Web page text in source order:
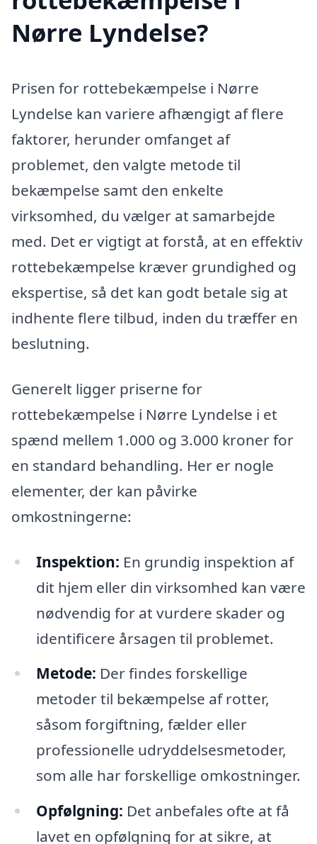
Nørre Lyndelse?
Prisen for rottebekæmpelse i Nørre
Lyndelse kan variere afhængigt af flere
faktorer, herunder omfanget af
problemet, den valgte metode til
bekæmpelse samt den enkelte
virksomhed, du vælger at samarbejde
med. Det er vigtigt at forstå, at en effektiv
rottebekæmpelse kræver grundighed og
ekspertise, så det kan godt betale sig at
indhente flere tilbud, inden du træffer en
beslutning.
Generelt ligger priserne for
rottebekæmpelse i Nørre Lyndelse i et
spænd mellem 1.000 og 3.000 kroner for
en standard behandling. Her er nogle
elementer, der kan påvirke
omkostningerne:
Inspektion: En grundig inspektion af
dit hjem eller din virksomhed kan være
nødvendig for at vurdere skader og
identificere årsagen til problemet.
Metode: Der findes forskellige
metoder til bekæmpelse af rotter,
såsom forgiftning, fælder eller
professionelle udryddelsesmetoder,
som alle har forskellige omkostninger.
Opfølgning: Det anbefales ofte at få
lavet en opfølgning for at sikre, at